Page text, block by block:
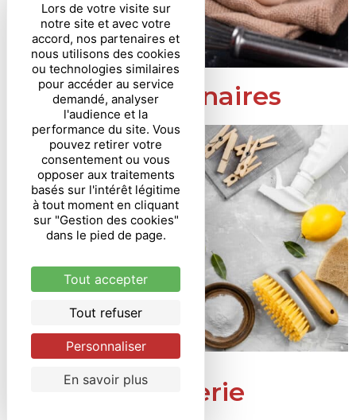
Aides culinaires
Droguerie
Lors de votre visite sur
notre site et avec votre
accord, nos partenaires et
nous utilisons des cookies
ou technologies similaires
pour accéder au service
demandé, analyser
l'audience et la
performance du site. Vous
pouvez retirer votre
consentement ou vous
opposer aux traitements
basés sur l'intérêt légitime
à tout moment en cliquant
sur "Gestion des cookies"
dans le pied de page.
Tout accepter
Tout refuser
Personnaliser
En savoir plus